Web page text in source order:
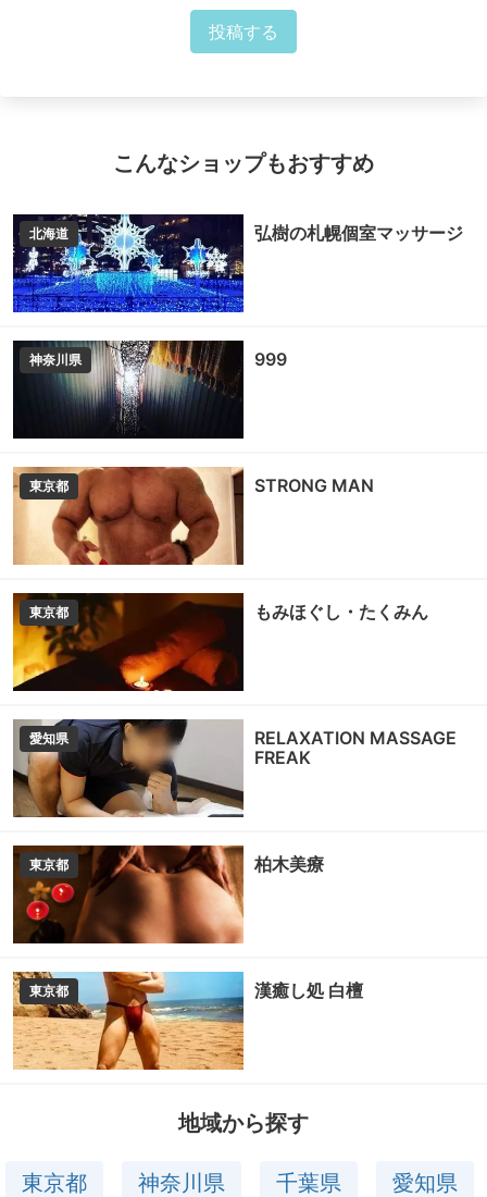
投稿する
こんなショップもおすすめ
北海道 弘樹の札幌個室マッサージ
神奈川県 999
東京都 STRONG MAN
東京都 もみほぐし・たくみん
愛知県
RELAXATION MASSAGE
FREAK
東京都 柏木美療
東京都 漢癒し処 白檀
地域から探す
東京都 神奈川県 千葉県
愛知県